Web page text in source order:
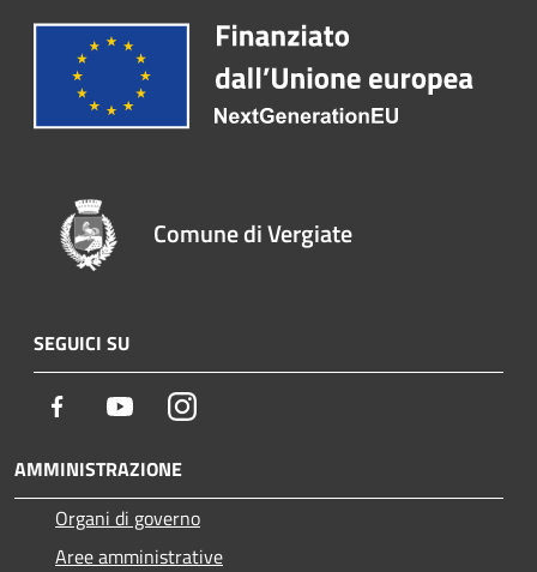
Comune di Vergiate
SEGUICI SU
Facebook YoutubeInstagram
AMMINISTRAZIONE
Organi di governo
Aree amministrative